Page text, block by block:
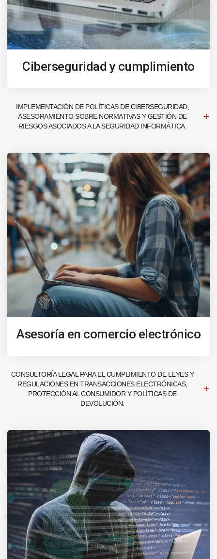
Ciberseguridad y cumplimiento
IMPLEMENTACIÓN DE POLÍTICAS DE CIBERSEGURIDAD,
ASESORAMIENTO SOBRE NORMATIVAS Y GESTIÓN DE
RIESGOS ASOCIADOS A LA SEGURIDAD INFORMÁTICA.
Asesoría en comercio electrónico
CONSULTORÍA LEGAL PARA EL CUMPLIMIENTO DE LEYES Y
REGULACIONES EN TRANSACCIONES ELECTRÓNICAS,
PROTECCIÓN AL CONSUMIDOR Y POLÍTICAS DE
DEVOLUCIÓN.